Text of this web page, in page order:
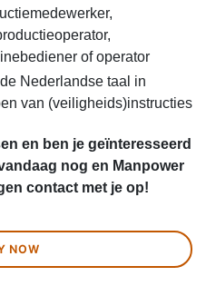
of operator
Nederlandse taal in
van (veiligheids)instructies
en ben je geïnteresseerd
nog en Manpower
contact met je op!
NOW